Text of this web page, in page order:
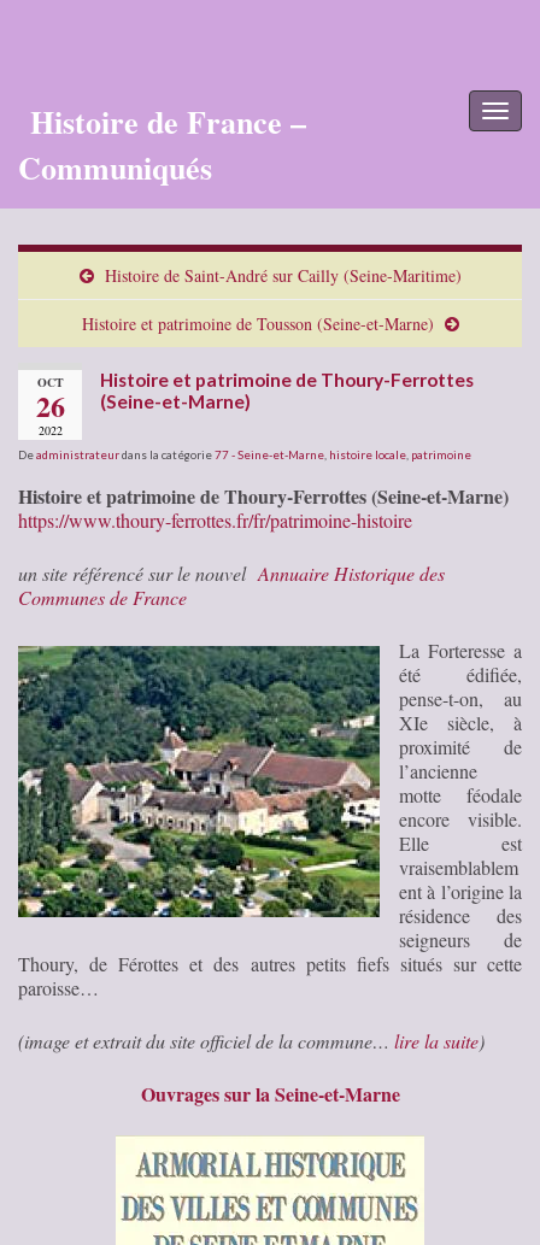
Histoire de France –
Communiqués
Histoire de Saint-André sur Cailly (Seine-Maritime)
Histoire et patrimoine de Tousson (Seine-et-Marne)
OCT
26
2022
Histoire et patrimoine de Thoury-Ferrottes
(Seine-et-Marne)
Deadministrateurdans la catégorie77 - Seine-et-Marne histoire locale patrimoine
Histoire et patrimoine de Thoury-Ferrottes (Seine-et-Marne)
https://www.thoury-ferrottes.fr/fr/patrimoine-histoire
un site référencé sur le nouvel Annuaire Historique des
Communes de France
La Forteresse a
été édifiée,
pense-t-on, au
XIe siècle, à
proximité de
l’ancienne
motte féodale
encore visible.
Elle est
vraisemblablem
ent à l’origine la
résidence des
seigneurs de
Thoury, de Férottes et des autres petits fiefs situés sur cette
paroisse…
(image et extrait du site officiel de la commune… lire la suite)
Ouvrages sur la Seine-et-Marne